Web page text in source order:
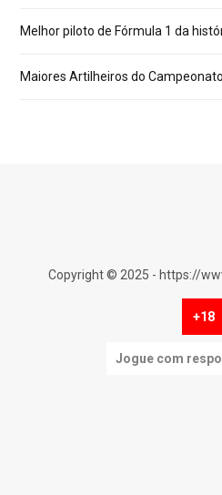
Melhor piloto de Fórmula 1 da
Maiores Artilheiros do
Copyright © 2025 - https://
+18
Jogue com